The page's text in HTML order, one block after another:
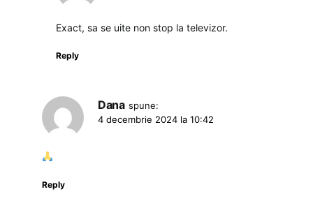
Exact, sa se uite non stop la televizor.
Reply
Dana spune:
4 decembrie 2024 la 10:42
Reply